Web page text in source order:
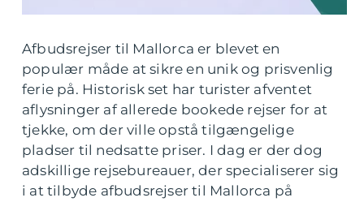
Afbudsrejser til Mallorca er blevet en
populær måde at sikre en unik og prisvenlig
ferie på. Historisk set har turister afventet
aflysninger af allerede bookede rejser for at
tjekke, om der ville opstå tilgængelige
pladser til nedsatte priser. I dag er der dog
adskillige rejsebureauer, der specialiserer sig
i at tilbyde afbudsrejser til Mallorca på